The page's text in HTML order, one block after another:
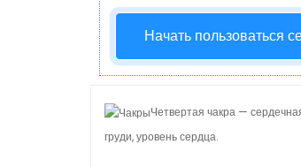
Начать пользоваться
Четвертая чакра —
груди, уровень сердца.